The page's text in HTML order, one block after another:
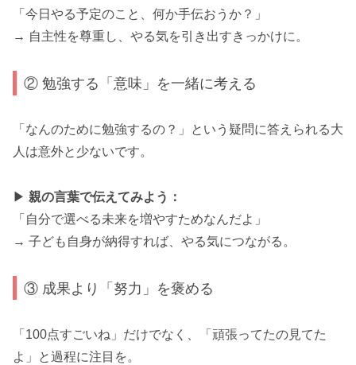
「今日やる予定のこと、何か手伝おうか？」
→ 自主性を尊重し、やる気を引き出すきっかけに。
② 勉強する「意味」を一緒に考える
「なんのために勉強するの？」という疑問に答えられる大
人は意外と少ないです。
▶ 親の言葉で伝えてみよう：
「自分で選べる未来を増やすためなんだよ」
→ 子ども自身が納得すれば、やる気につながる。
③ 成果より「努力」を褒める
「100点すごいね」だけでなく、「頑張ってたの見てた
よ」と過程に注目を。